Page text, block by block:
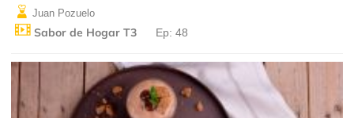
Juan Pozuelo
Sabor de Hogar T3 Ep: 48